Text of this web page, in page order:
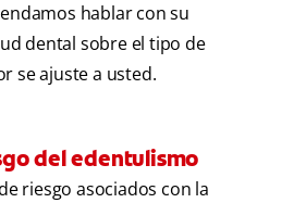
hablar con su
dental sobre el tipo de
se ajuste a usted.
del edentulismo
riesgo asociados con la